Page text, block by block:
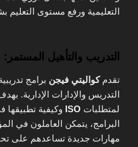
التعليمية ورفع مستوى
التدريب والتأهيل المستمر:
تقدمكواليتي فيجن برامج
التدريس والإدارات الإدارية.
لمتطلبات ISO وكيفية تطبيقها
البرامج، يتمكن العاملون في
مهارات جديدة تساعدهم على